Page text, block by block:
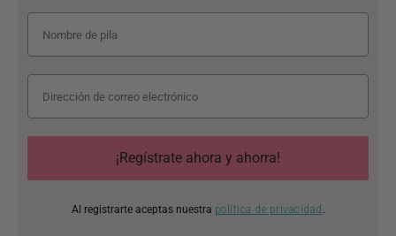
¡Regístrate ahora y ahorra!
Al registrarte aceptas nuestra política de privacidad .